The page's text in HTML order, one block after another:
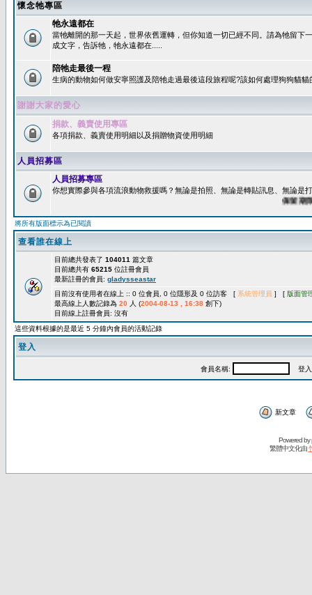
懷念牠專區
牠永遠都在
當牠離開的那一天起，世界依舊運轉，但你知道一切已經不同。請為牠留下
成文字，告訴牠，牠永遠都在.....
陪牠走最後一程
生病的動物如何做安寧照護及陪牠走過最後這段旅程呢?該如何處理狗狗貓貓
謝謝大家的愛心
捐款、義賣使用專區
各項捐款、義賣使用明細以及捐贈物資使用明細
人員招募區
人員招募專區
你想實際參與各項流浪動物救援嗎？無論是拍照、無論是轉貼訊息、無論是
保留期限：
將所有版面標示為已閱讀
查看誰在線上
目前總共發表了 104011 篇文章
目前總共有 65215 位註冊會員
最新註冊的會員: gladysseastar
目前沒有使用者在線上 :: 0 位會員, 0 位隱形及 0 位訪客 [ 系統管理員 ] [ 版面管
最高線上人數記錄為 20 人 (2004-08-13 , 16:38 創下)
目前線上註冊會員: 沒有
這些資料根據的是最近 5 分鐘內會員的活動記錄
登入
會員名稱: 登入
新文章
Powered by
繁體中文化由